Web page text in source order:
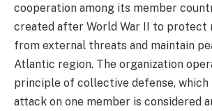
cooperation among its member
created after World War II to protect
from external threats and maintain
Atlantic region. The organization
principle of collective defense, which
attack on one member is considered